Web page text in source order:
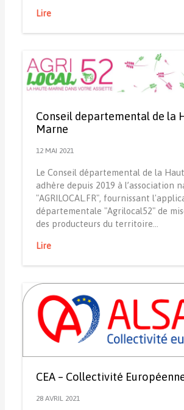
Lire
Conseil departemental de la
Marne
12 MAI 2021
Le Conseil départemental de la
adhère depuis 2019 à l’association
"AGRILOCAL.FR", fournissant
départementale "Agrilocal52" de
des producteurs du territoire…
Lire
CEA – Collectivité
28 AVRIL 2021